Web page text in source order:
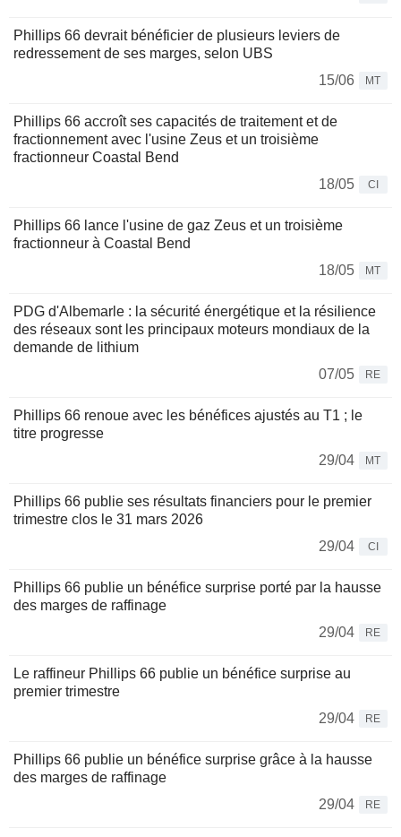
Phillips 66 devrait bénéficier de plusieurs leviers de
redressement de ses marges, selon UBS
15/06
MT
Phillips 66 accroît ses capacités de traitement et de
fractionnement avec l'usine Zeus et un troisième
fractionneur Coastal Bend
18/05
CI
Phillips 66 lance l'usine de gaz Zeus et un troisième
fractionneur à Coastal Bend
18/05
MT
PDG d'Albemarle : la sécurité énergétique et la résilience
des réseaux sont les principaux moteurs mondiaux de la
demande de lithium
07/05
RE
Phillips 66 renoue avec les bénéfices ajustés au T1 ; le
titre progresse
29/04
MT
Phillips 66 publie ses résultats financiers pour le premier
trimestre clos le 31 mars 2026
29/04
CI
Phillips 66 publie un bénéfice surprise porté par la hausse
des marges de raffinage
29/04
RE
Le raffineur Phillips 66 publie un bénéfice surprise au
premier trimestre
29/04
RE
Phillips 66 publie un bénéfice surprise grâce à la hausse
des marges de raffinage
29/04
RE